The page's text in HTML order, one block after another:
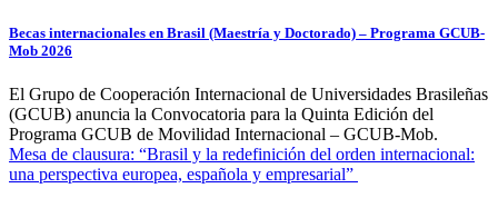
Becas internacionales en Brasil (Maestría y Doctorado) – Programa GCUB-
Mob 2026
El Grupo de Cooperación Internacional de Universidades Brasileñas
(GCUB) anuncia la Convocatoria para la Quinta Edición del
Programa GCUB de Movilidad Internacional – GCUB-Mob.
Mesa de clausura: “Brasil y la redefinición del orden internacional:
una perspectiva europea, española y empresarial”